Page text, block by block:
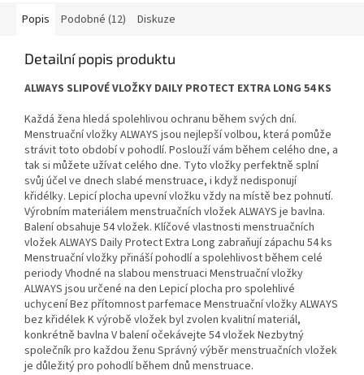
Popis Podobné (12) Diskuze
Detailní popis produktu
ALWAYS SLIPOVÉ VLOŽKY DAILY PROTECT EXTRA LONG 54 KS
Každá žena hledá spolehlivou ochranu během svých dní.
Menstruační vložky ALWAYS jsou nejlepší volbou, která pomůže
strávit toto období v pohodlí. Poslouží vám během celého dne, a
tak si můžete užívat celého dne. Tyto vložky perfektně splní
svůj účel ve dnech slabé menstruace, i když nedisponují
křidélky. Lepicí plocha upevní vložku vždy na místě bez pohnutí.
Výrobním materiálem menstruačních vložek ALWAYS je bavlna.
Balení obsahuje 54 vložek. Klíčové vlastnosti menstruačních
vložek ALWAYS Daily Protect Extra Long zabraňují zápachu 54 ks
Menstruační vložky přináší pohodlí a spolehlivost během celé
periody Vhodné na slabou menstruaci Menstruační vložky
ALWAYS jsou určené na den Lepicí plocha pro spolehlivé
uchycení Bez přítomnost parfemace Menstruační vložky ALWAYS
bez křidélek K výrobě vložek byl zvolen kvalitní materiál,
konkrétně bavlna V balení očekávejte 54 vložek Nezbytný
společník pro každou ženu Správný výběr menstruačních vložek
je důležitý pro pohodlí během dnů menstruace.